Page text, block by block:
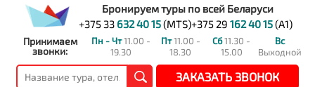
Бронируем туры по всей Беларуси
+375 33 632 40 15(MTS)+375 29 162 40 15(A1)
Принимаем
звонки:
Пн - Чт11.00 -
19.30
Пт11.00 -
18.30
Сб11.30 -
15.00
Вс
Выходной
ЗАКАЗАТЬ ЗВОНОК